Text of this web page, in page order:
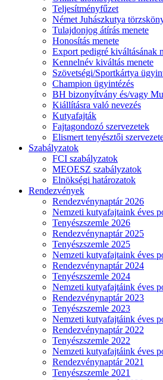
Teljesítményfűzet
Német Juhászkutya
Tulajdonjog átírás menete
Honosítás menete
Export pedigré kiváltásának
Kennelnév kiváltás menete
Szövetségi/Sportkártya
Champion ügyintézés
BH bizonyítvány és/vagy
Kiállításra való nevezés
Kutyafajták
Fajtagondozó szervezetek
Elismert tenyésztői
Szabályzatok
FCI szabályzatok
MEOESZ szabályzatok
Elnökségi határozatok
Rendezvények
Rendezvénynaptár 2026
Nemzeti kutyafajtaink éves
Tenyészszemle 2026
Rendezvénynaptár 2025
Tenyészszemle 2025
Nemzeti kutyafajtaink éves
Rendezvénynaptár 2024
Tenyészszemle 2024
Nemzeti kutyafajtáink éves
Rendezvénynaptár 2023
Tenyészszemle 2023
Nemzeti kutyafajtáink éves
Rendezvénynaptár 2022
Tenyészszemle 2022
Nemzeti kutyafajtáink éves
Rendezvénynaptár 2021
Tenyészszemle 2021